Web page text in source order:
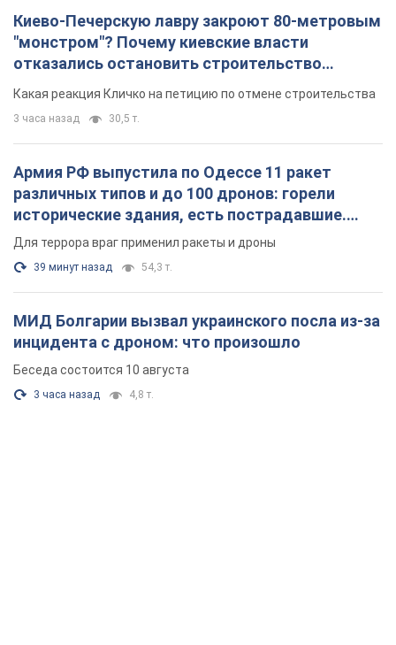
Киево-Печерскую лавру закроют 80-метровым
"монстром"? Почему киевские власти
отказались остановить строительство
небоскреба "московского верующего"
Какая реакция Кличко на петицию по отмене строительства
3 часа назад 30,5 т.
Армия РФ выпустила по Одессе 11 ракет
различных типов и до 100 дронов: горели
исторические здания, есть пострадавшие.
Фото и видео
Для террора враг применил ракеты и дроны
39 минут назад 54,3 т.
МИД Болгарии вызвал украинского посла из-за
инцидента с дроном: что произошло
Беседа состоится 10 августа
3 часа назад 4,8 т.